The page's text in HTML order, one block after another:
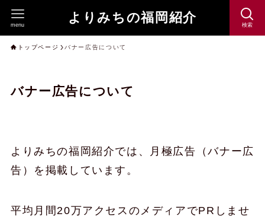
よりみちの福岡紹介 検索
menu
トップページ バナー広告について
バナー広告について
よりみちの福岡紹介では、月極広告（バナー広
告）を掲載しています。
平均月間20万アクセスのメディアでPRしませ